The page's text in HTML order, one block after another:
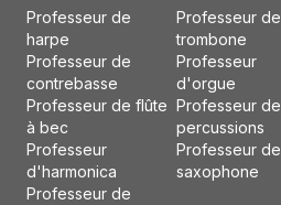
Professeur de
harpe
Professeur de
contrebasse
Professeur de flûte
à bec
Professeur
d'harmonica
Professeur de
Professeur de
trombone
Professeur
d'orgue
Professeur de
percussions
Professeur de
saxophone